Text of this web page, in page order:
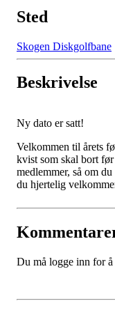
Sted
Skogen Diskgolfbane
Beskrivelse
Ny dato er satt!
Velkommen til årets
kvist som skal bort
medlemmer, så om
du hjertelig
Du må logge inn for å